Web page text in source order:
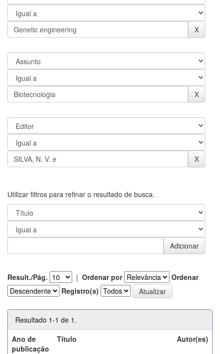
Utilizar filtros para refinar o resultado de busca.
Result./Pág. | Ordenar por
Ordenar
Registro(s)
Resultado 1-1 de 1.
Ano de
publicação
Título Autor(es)